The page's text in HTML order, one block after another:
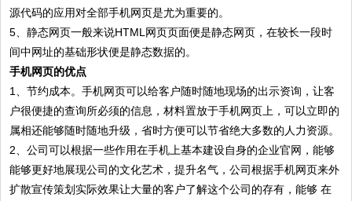
源代码的应用对全部手机网页是尤为重要的。
5、静态网页一般来说HTML网页页面便是静态网页，在较长一段时
间中网址的基础形状便是静态数据的。
手机网页的优点
1、节约成本。手机网页可以给客户随时随地现场的出示资询，让客
户很便捷的查询所必须的信息，材料置放于手机网页上，可以立即的
属相还能够随时随地升级，省时方便可以节省绝大多数的人力资源。
2、公司可以根据一些作用在手机上基本建设自身的企业官网，能够
能够更好地展现公司的文化艺术，提升名气，公司根据手机网页来外
扩散宣传策划实际效果让大量的客户了解这个公司的存有，能够 在